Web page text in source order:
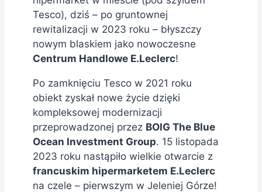
Tesco), dziś – po gruntownej
rewitalizacji w 2023 roku – błyszczy
nowym blaskiem jako nowoczesne
Centrum Handlowe E.Leclerc!
Po zamknięciu Tesco w 2021 roku
obiekt zyskał nowe życie dzięki
kompleksowej modernizacji
przeprowadzonej przez BOIG The Blue
Ocean Investment Group. 15 listopada
2023 roku nastąpiło wielkie otwarcie z
francuskim hipermarketem E.Leclerc
na czele – pierwszym w Jeleniej Górze!